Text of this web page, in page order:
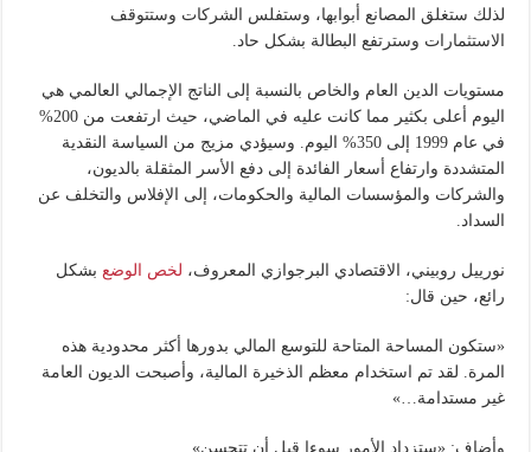
لذلك ستغلق المصانع أبوابها، وستفلس الشركات وستتوقف
الاستثمارات وسترتفع البطالة بشكل حاد.
مستويات الدين العام والخاص بالنسبة إلى الناتج الإجمالي العالمي هي
اليوم أعلى بكثير مما كانت عليه في الماضي، حيث ارتفعت من 200%
في عام 1999 إلى 350% اليوم. وسيؤدي مزيج من السياسة النقدية
المتشددة وارتفاع أسعار الفائدة إلى دفع الأسر المثقلة بالديون،
والشركات والمؤسسات المالية والحكومات، إلى الإفلاس والتخلف عن
السداد.
نورييل روبيني، الاقتصادي البرجوازي المعروف، لخص الوضع بشكل
رائع، حين قال:
«ستكون المساحة المتاحة للتوسع المالي بدورها أكثر محدودية هذه
المرة. لقد تم استخدام معظم الذخيرة المالية، وأصبحت الديون العامة
غير مستدامة…»
وأضاف: «ستزداد الأمور سوءا قبل أن تتحسن».